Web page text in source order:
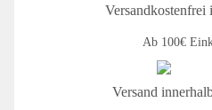
Versandkostenfrei
Ab 100€
Versand